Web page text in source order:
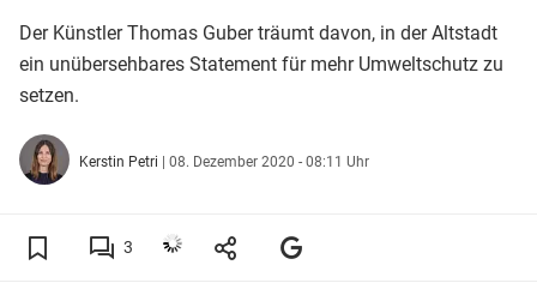
Der Künstler Thomas Guber träumt davon, in der Altstadt
ein unübersehbares Statement für mehr Umweltschutz zu
setzen.
Kerstin Petri | 08. Dezember 2020 - 08:11 Uhr
3